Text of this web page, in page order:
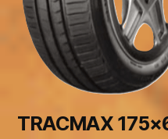
TRACMAX